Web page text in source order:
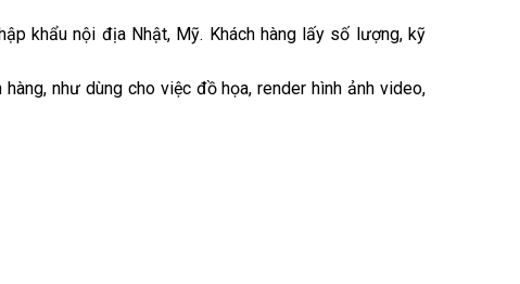
khẩu nội địa Nhật, Mỹ. Khách hàng lấy số lượng, kỹ
như dùng cho việc đồ họa, render hình ảnh video,